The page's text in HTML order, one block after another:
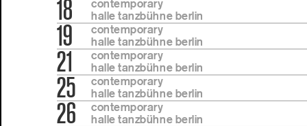
18
contemporary
halle tanzbühne berlin
19
contemporary
halle tanzbühne berlin
21
contemporary
halle tanzbühne berlin
25
contemporary
halle tanzbühne berlin
26
contemporary
halle tanzbühne berlin